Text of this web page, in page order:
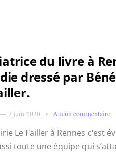
du livre à
dressé par
7 juin 2020 Aucun commentaire
Le Failler à Rennes c‘est
toute une équipe qui